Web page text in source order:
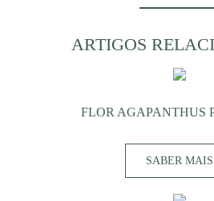
ARTIGOS
FLOR AGAPANTHUS
SABER MAIS